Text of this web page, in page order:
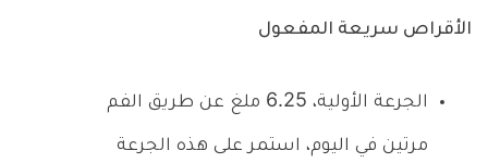
الأقراص سريعة المفعول
الجرعة الأولية، 6.25 ملغ عن طريق الفم
مرتين في اليوم، استمر على هذه الجرعة